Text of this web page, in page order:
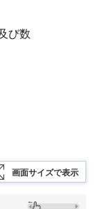
び数
画面サイズで表示